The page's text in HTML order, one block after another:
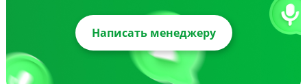
Написать менеджеру